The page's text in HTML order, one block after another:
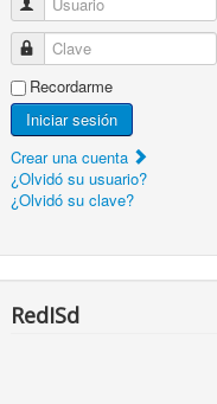
Clave
Recordarme
Iniciar sesión
Crear una cuenta
¿Olvidó su usuario?
¿Olvidó su clave?
RedISd